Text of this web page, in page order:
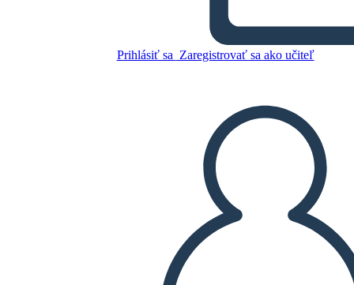
Prihlásiť sa Zaregistrovať sa ako učiteľ
Skopírujte tento Storyboard
VYTVORIŤ STORYBOARD
PREHRAŤ PREZENTÁCIU
ČÍTAJ MI